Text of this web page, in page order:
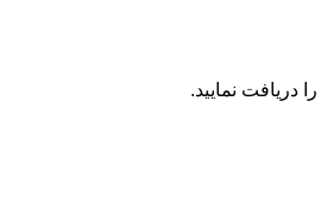
دریافت نمایید.